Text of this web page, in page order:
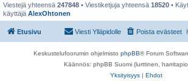
Viestejä yhteensä 247848 • Viestiketjuja yhteensä 18520 •
käyttäjä AlexOhtonen
Etusivu Poista evästeet
Viesti Ylläpidolle
Keskustelufoorumin ohjelmisto phpBB® Forum
Käännös: phpBB Suomi (lurttinen,
Yksityisyys | Ehdot